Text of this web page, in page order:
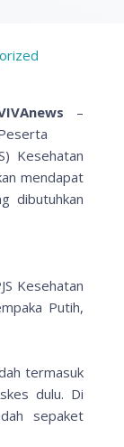
–
Kesehatan
mendapat
dibutuhkan
Kesehatan
Putih,
termasuk
dulu. Di
sepaket